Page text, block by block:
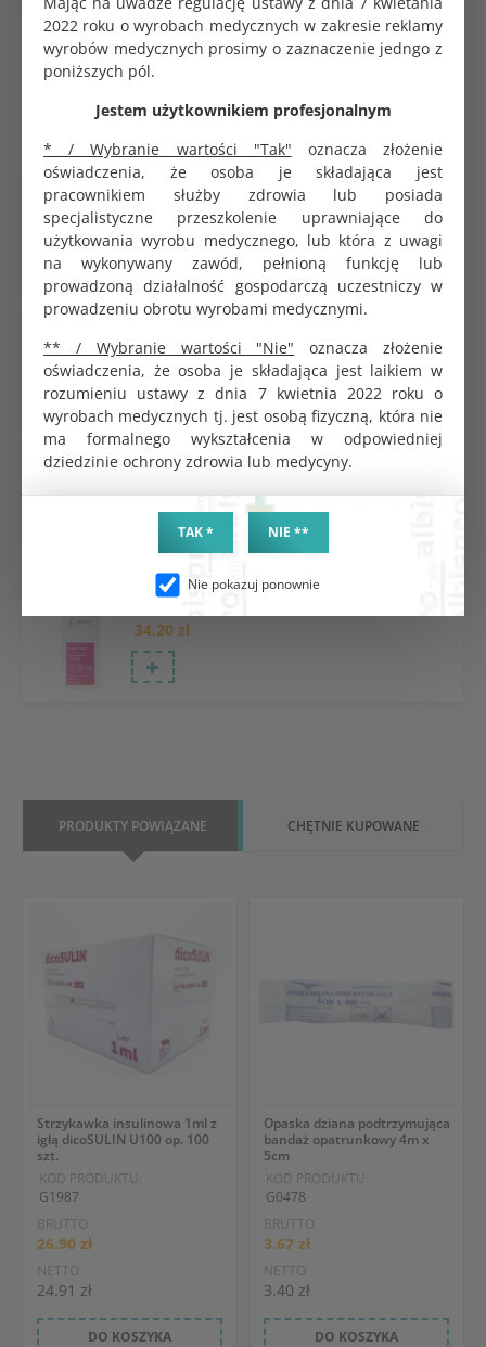
2022 roku o wyrobach medycznych w zakresie reklamy
wyrobów medycznych prosimy o zaznaczenie jedngo z
poniższych pól.
Jestem użytkownikiem profesjonalnym
* / Wybranie wartości "Tak" oznacza złożenie
oświadczenia, że osoba je składająca jest
pracownikiem służby zdrowia lub posiada
specjalistyczne przeszkolenie uprawniające do
użytkowania wyrobu medycznego, lub która z uwagi
na wykonywany zawód, pełnioną funkcję lub
prowadzoną działalność gospodarczą uczestniczy w
prowadzeniu obrotu wyrobami medycznymi.
** / Wybranie wartości "Nie" oznacza złożenie
oświadczenia, że osoba je składająca jest laikiem w
rozumieniu ustawy z dnia 7 kwietnia 2022 roku o
wyrobach medycznych tj. jest osobą fizyczną, która nie
ma formalnego wykształcenia w odpowiedniej
dziedzinie ochrony zdrowia lub medycyny.
TAK * NIE **
Nie pokazuj ponownie
Mediwax emulsja do pielęgnacji rąk 75ml
8.97 zł
249.00 zł
Silonda Lipid emulsja do rąk silnie regenerująca
34.20 zł
Rękawice winylowe, bezpudrowe, niesterylne.
Wykonane z polimeru winylowego. Pasują na prawą i
lewą rękę. Wysoka jakość. Rozmiar L. Opakowanie
PRODUKTY POWIĄZANE CHĘTNIE KUPOWANE
Strzykawka insulinowa 1ml z
igłą dicoSULIN U100 op. 100
szt.
KOD PRODUKTU:
G1987
BRUTTO
26.90 zł
NETTO
24.91 zł
DO KOSZYKA
Opaska dziana podtrzymująca
bandaż opatrunkowy 4m x
5cm
KOD PRODUKTU:
G0478
BRUTTO
3.67 zł
NETTO
3.40 zł
DO KOSZYKA